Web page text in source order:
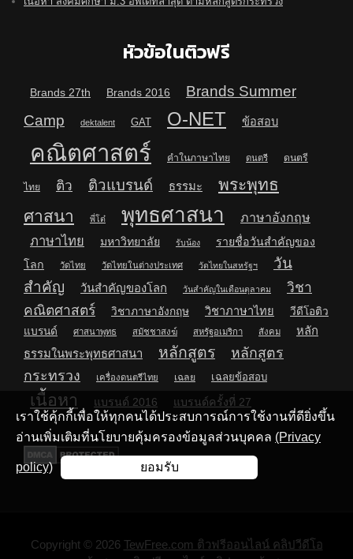
หัวข้อในติวฟรี
Brands 27th Brands 2016
Brands Summer
Camp
dektalent GAT O-NET ข้อสอบ
คณิตศาสตร์ คำในภาษาไทย ดนตรี ดนตรี
ไทย ติว ติวแบรนด์ ธรรมะ
พระพุทธ
ศาสนา
พี่โต๋ พุทธศาสนา ภาษาอังกฤษ
ภาษาไทย มหาวิทยาลัย รับน้อง
รายชื่อวันสำคัญของ
โลก
วัดไทย วัดไทยในต่างประเทศ วัดไทยในสหรัฐฯ
วัน
สำคัญ
วันสำคัญของโลก วันสำคัญในเดือนตุลาคม
วิชา
คณิตศาสตร์
วิชาภาษาอังกฤษ วิชาภาษาไทย
วีดีโอติว
แบรนด์
ศาสนาพุทธ สมัชชาสงฆ์ สหรัฐอเมริกา สังคม
หลัก
ธรรมในพระพุทธศาสนา
หลักสูตร
หลักสูตร
กระทรวง
เครื่องดนตรีไทย เฉลย เฉลยข้อสอบ
เนื้อหา แบรนด์ 2016 แบรนด์ครั้งที่ 27
เราใช้คุ้กกี้เพื่อให้ทุกคนได้ประสบการณ์การใช้งานที่ดียิ่งขึ้น
อ่านเพิ่มเติมที่นโยบายคุ้มครองข้อมูลส่วนบุคคล (Privacy
policy) ยอมรับ
Copyright © 2026 TewFree.com ติวฟรีออนไลน์ คลิปวีดีโอ